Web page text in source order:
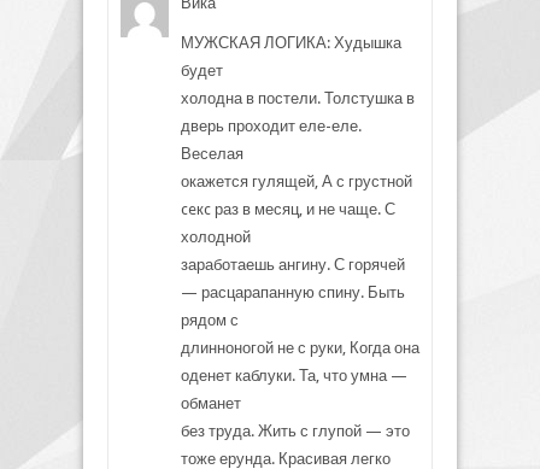
МУЖСКАЯ ЛОГИКА: Худышка
будет
холодна в постели. Толстушка в
дверь проходит еле-еле.
Веселая
окажется гулящей, А с грустной
ceкc раз в месяц, и не чаще. С
холодной
заработаешь ангину. С горячей
— расцарапанную спину. Быть
рядом с
длинноногой не с руки, Когда она
оденет каблуки. Та, что умна —
обманет
без труда. Жить с глупой — это
тоже ерунда. Красивая легко